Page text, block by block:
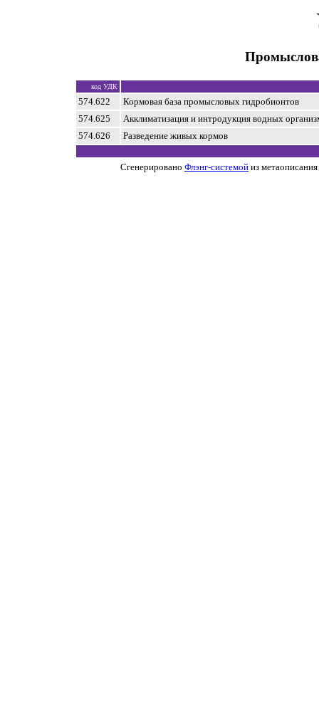
код УДК
574.622
Кормовая база промысловых гидробионтов
574.625
Акклиматизация и интродукция водных
574.626
Разведение живых кормов
Сгенерировано Флэнг-системой из